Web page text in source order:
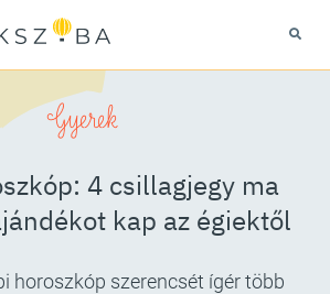
Gyerek
4 csillagjegy ma
kap az égiektől
horoszkóp szerencsét ígér több